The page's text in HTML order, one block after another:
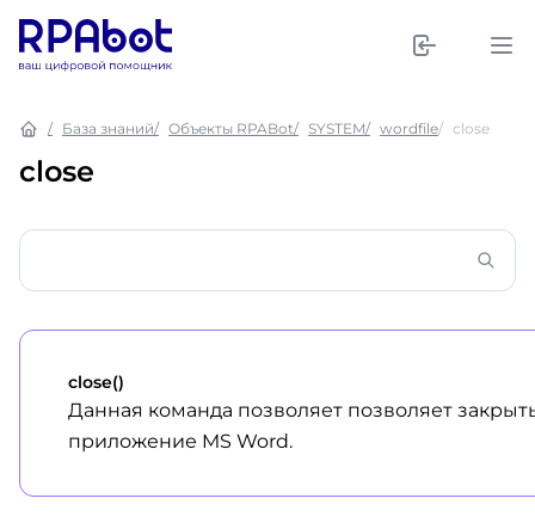
База знаний Объекты RPABot SYSTEM wordfile close
close
close()
Данная команда позволяет позволяет
приложение MS Word.